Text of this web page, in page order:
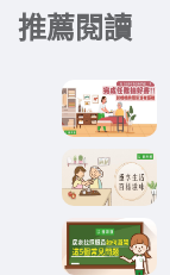
推薦閱讀